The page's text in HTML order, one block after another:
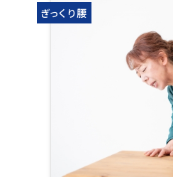
ぎっくり腰